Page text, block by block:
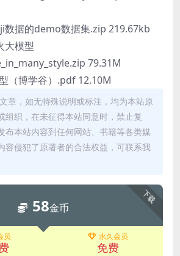
据的demo数据集.zip 219.67kb
大模型
79.31M
（博学谷）.pdf 12.10M
章，如无特殊说明或标注，均为本站原
组织，在未征得本站同意时，禁止复
布本站内容到任何网站、书籍等各类媒
容侵犯了原著者的合法权益，可联系我
下载
58金币
员 永久会员
免费